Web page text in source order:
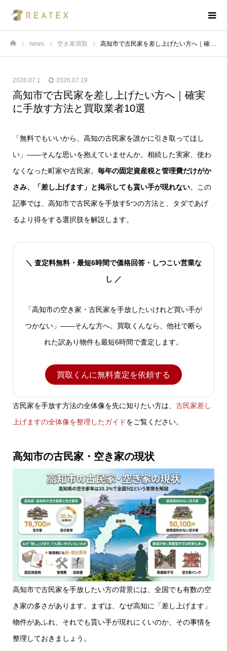
news 空き家買取 高知市で古民家を差し上げたい方へ｜確実に手放す方法と買取業者10選
2026.07.1 2026.07.19
高知市で古民家を差し上げたい方へ｜確実
に手放す方法と買取業者10選
「無料でもいいから、高知の古民家を誰かに引き取ってほし
い」――そんな思いを抱えていませんか。相続した実家、使わ
なくなった町家や古民家。 毎年の固定資産税と管理費だけがか
さみ、「差し上げます」と掲示しても貰い手が現れない。この
記事では、高知市で古民家を手放す5つの方法と、タダであげ
るより得をする選択肢を解説します。
＼ 査定料無料・最短6時間で価格回答・しつこい営業な
し ／
「高知市の空き家・古民家を手放したいけれど買い手が
つかない」――そんな方へ。買取くんなら、他社で断ら
れた訳あり物件も最短6時間で査定します。
買取くんに無料査定を依頼する
古民家を手放す方法の全体像を先に知りたい方は、 古民家差し
上げますの全体像を整理したガイドをご覧ください。
高知市の古民家・空き家の現状
高知市で古民家を手放したい方の背景には、全国でも有数の空
き家の多さがあります。まずは、なぜ高知に「差し上げます」
物件があふれ、それでも貰い手が現れにくいのか、その事情を
整理しておきましょう。